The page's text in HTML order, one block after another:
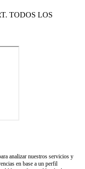
TODOS LOS
analizar nuestros servicios y
en base a un perfil